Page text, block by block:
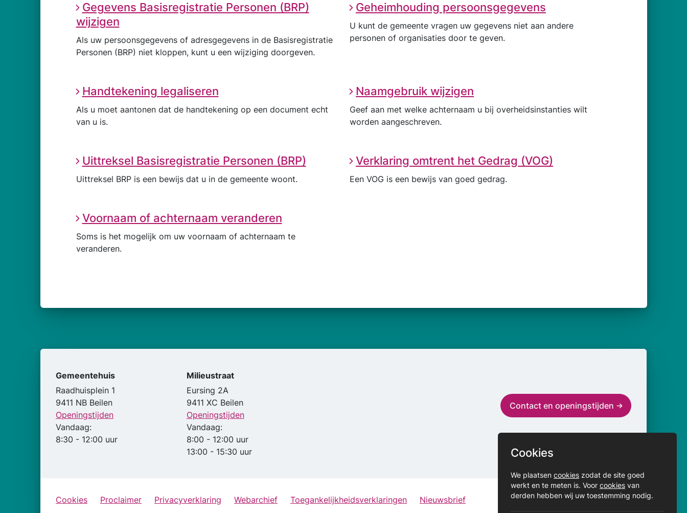
Gegevens Basisregistratie Personen (BRP)
wijzigen
Als uw persoonsgegevens of adresgegevens in de Basisregistratie
Personen (BRP) niet kloppen, kunt u een wijziging doorgeven.
Geheimhouding persoonsgegevens
U kunt de gemeente vragen uw gegevens niet aan andere
personen of organisaties door te geven.
Handtekening legaliseren
Als u moet aantonen dat de handtekening op een document echt
van u is.
Naamgebruik wijzigen
Geef aan met welke achternaam u bij overheidsinstanties wilt
worden aangeschreven.
Uittreksel Basisregistratie Personen (BRP)
Uittreksel BRP is een bewijs dat u in de gemeente woont.
Verklaring omtrent het Gedrag (VOG)
Een VOG is een bewijs van goed gedrag.
Voornaam of achternaam veranderen
Soms is het mogelijk om uw voornaam of achternaam te
veranderen.
Gemeentehuis
Raadhuisplein 1
9411 NB Beilen
Openingstijden
Vandaag:
8:30 - 12:00 uur
Milieustraat
Eursing 2A
9411 XC Beilen
Openingstijden
Vandaag:
8:00 - 12:00 uur
13:00 - 15:30 uur
Contact en openingstijden
Cookies Proclaimer Privacyverklaring Webarchief Toegankelijkheidsverklaringen Nieuwsbrief
Cookies
We plaatsen cookies zodat de site goed
werkt en te meten is. Voor cookies van
derden hebben wij uw toestemming nodig.